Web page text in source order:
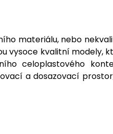
materiálu, nebo
vysoce kvalitní modely,
celoplastového
a dosazovací